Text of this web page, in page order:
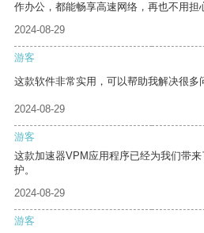
作办公，都能畅享高速网络，再也不用担
2024-08-29
游客
这款软件非常实用，可以帮助我解决很多
2024-08-29
游客
这款加速器VPM应用程序已经为我们带
护。
2024-08-29
游客